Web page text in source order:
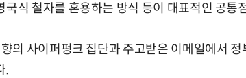
식 철자를 혼용하는 방식 등이 대표적인 공통
의 사이퍼펑크 집단과 주고받은 이메일에서 정
.